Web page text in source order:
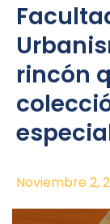
rincón
Noviembre 2,